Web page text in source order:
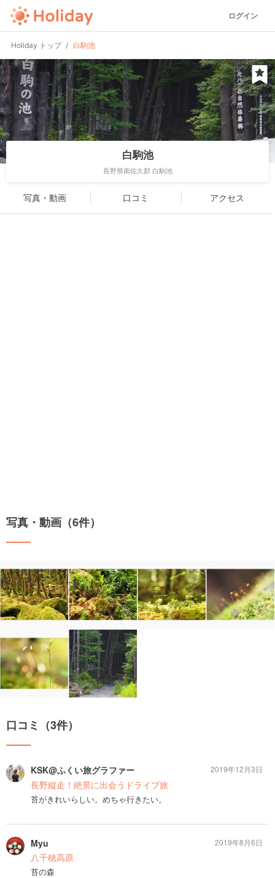
ログイン
Holiday トップ 白駒池
白駒池
長野県南佐久郡 白駒池
写真・動画 口コミ アクセス
写真・動画（6件）
口コミ（3件）
KSK@ふくい旅グラファー
長野縦走！絶景に出会うドライブ旅
苔がきれいらしい。めちゃ行きたい。
2019年12月3日
Myu
八千穂高原
苔の森
2019年8月6日